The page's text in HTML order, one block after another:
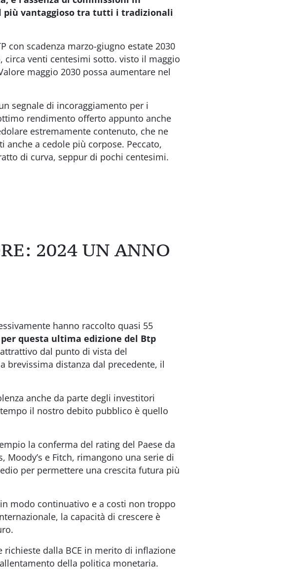
più vantaggioso tra tutti i tradizionali
con scadenza marzo-giugno estate 2030
circa venti centesimi sotto. visto il maggio
maggio 2030 possa aumentare nel
segnale di incoraggiamento per i
rendimento offerto appunto anche
estremamente contenuto, che ne
a cedole più corpose. Peccato,
di curva, seppur di pochi centesimi.
2024 UN ANNO
hanno raccolto quasi 55
questa ultima edizione del Btp
dal punto di vista del
brevissima distanza dal precedente, il
anche da parte degli investitori
il nostro debito pubblico è quello
la conferma del rating del Paese da
Moody’s e Fitch, rimangono una serie di
per permettere una crescita futura più
modo continuativo e a costi non troppo
la capacità di crescere è
dalla BCE in merito di inflazione
della politica monetaria.